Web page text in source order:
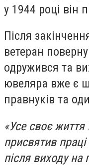
у 1944 році він
Після
ветеран
одружився та
ювеляра вже є
правнуків та
«Усе своє
присвятив
після виходу